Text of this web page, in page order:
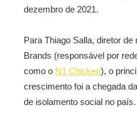
dezembro de 2021.
Para Thiago Salla, diretor
Brands (responsável por
como o N1 Chicken), o
crescimento foi a chegada
de isolamento social no país.